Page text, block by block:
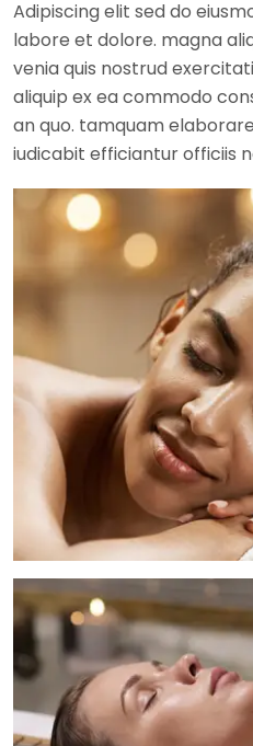
Adipiscing elit sed do
labore et dolore. magna
venia quis nostrud
aliquip ex ea commodo
an quo. tamquam
iudicabit efficiantur officiis